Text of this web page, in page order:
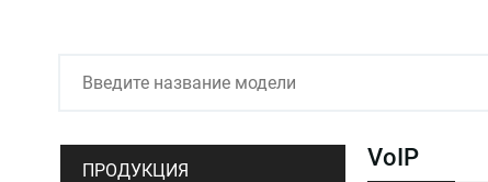
ПРОДУКЦИЯ VoIP